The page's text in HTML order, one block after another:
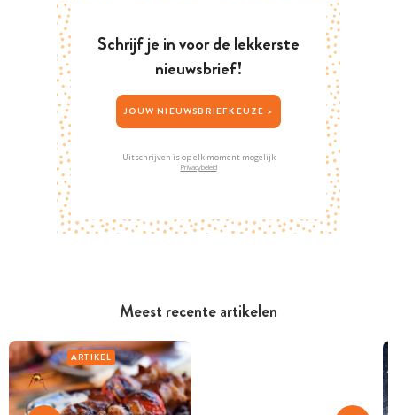
Meest recente artikelen
ARTIKEL
Schrijf je in voor de lekkerste
nieuwsbrief!
JOUW NIEUWSBRIEFKEUZE >
Uitschrijven is op elk moment mogelijk
Privacybeleid